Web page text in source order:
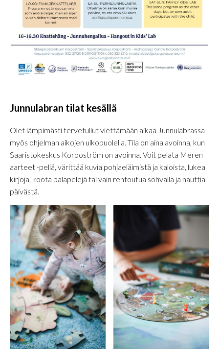
Junnulabran tilat kesällä
Olet lämpimästi tervetullut viettämään aikaa Junnulabrassa
myös ohjelman aikojen ulkopuolella. Tila on aina avoinna, kun
Saaristokeskus Korpoström on avoinna. Voit pelata Meren
aarteet -peliä, värittää kuvia pohjaeläimistä ja kaloista, lukea
kirjoja, koota palapelejä tai vain rentoutua sohvalla ja nauttia
päivästä.